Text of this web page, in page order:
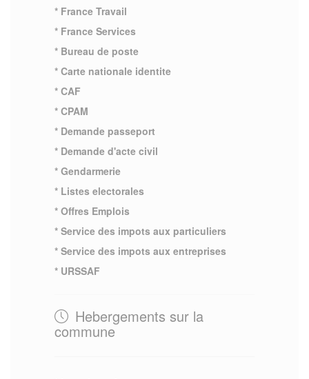
* France Travail
* France Services
* Bureau de poste
* Carte nationale identite
* CAF
* CPAM
* Demande passeport
* Demande d'acte civil
* Gendarmerie
* Listes electorales
* Offres Emplois
* Service des impots aux particuliers
* Service des impots aux entreprises
* URSSAF
Hebergements sur la
commune